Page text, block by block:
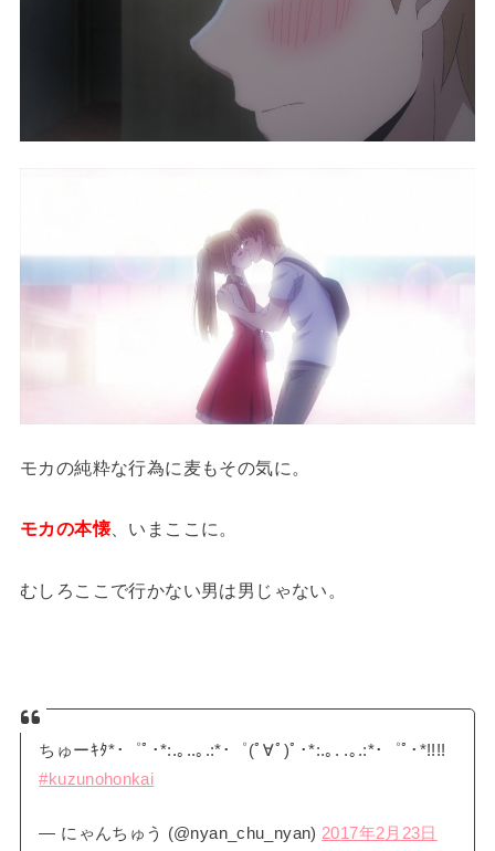
モカの純粋な行為に麦もその気に。
モカの本懐、いまここに。
むしろここで行かない男は男じゃない。
ちゅーｷﾀ*･゜ﾟ･*:.｡..｡.:*･゜(ﾟ∀ﾟ)ﾟ･*:.｡. .｡.:*･゜ﾟ･*!!!!
#kuzunohonkai
— にゃんちゅう (@nyan_chu_nyan)2017年2月23日